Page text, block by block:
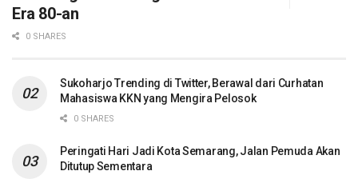
Era 80-an
0 SHARES
Sukoharjo Trending di Twitter, Berawal dari Curhatan
Mahasiswa KKN yang Mengira Pelosok
0 SHARES
Peringati Hari Jadi Kota Semarang, Jalan Pemuda Akan
Ditutup Sementara